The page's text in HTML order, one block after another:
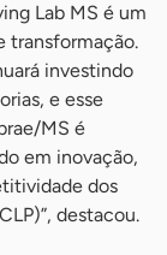
Lab MS é um
transformação.
investindo
e esse
MS é
em inovação,
dos
destacou.